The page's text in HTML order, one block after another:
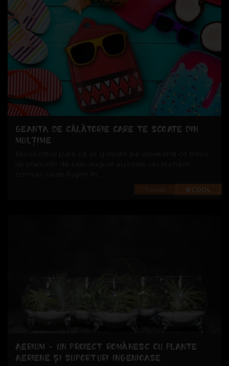
GEANTA DE CĂLĂTORIE CARE TE SCOATE DIN
MULȚIME
Bucureștiul pare că se golește pe weekend ce trece,
iar planurile de iulie-august au toate un numitor
comun: unde fugim în...
#COOL
Trends
AERIUM - UN PROIECT ROMÂNESC CU PLANTE
AERIENE ȘI SUPORTURI INGENIOASE